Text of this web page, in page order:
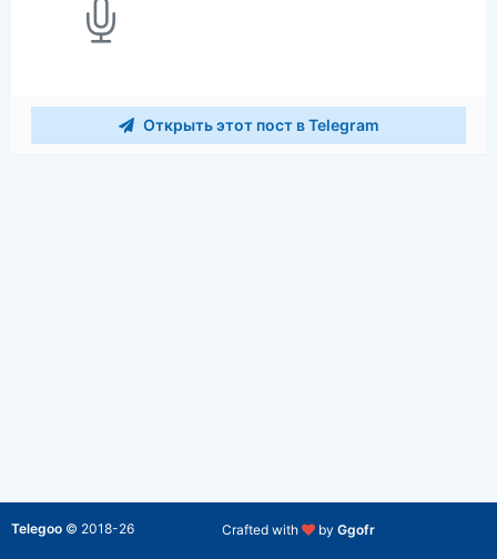
Открыть этот пост в Telegram
Crafted with by Ggofr
Telegoo © 2018-26